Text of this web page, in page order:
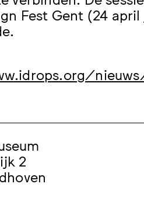
Fest Gent (24
2